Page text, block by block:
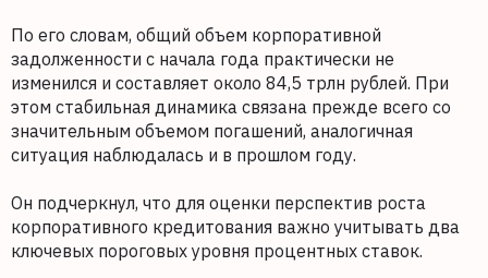
По его словам, общий объем корпоративной
задолженности с начала года практически не
изменился и составляет около 84,5 трлн рублей. При
этом стабильная динамика связана прежде всего со
значительным объемом погашений, аналогичная
ситуация наблюдалась и в прошлом году.
Он подчеркнул, что для оценки перспектив роста
корпоративного кредитования важно учитывать два
ключевых пороговых уровня процентных ставок.